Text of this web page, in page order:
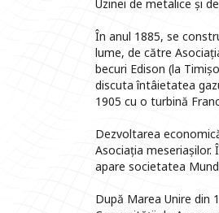
Uzinei de metalice și
În anul 1885, se
lume, de către
becuri Edison (la
discuta întâietatea
1905 cu o turbină
Dezvoltarea
Asociația meseriașilor.
apare societatea
După Marea Unire din